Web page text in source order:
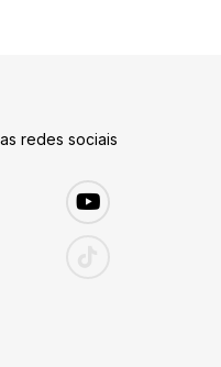
redes sociais